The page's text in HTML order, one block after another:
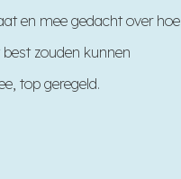
en mee gedacht over hoe
zouden kunnen
top geregeld.